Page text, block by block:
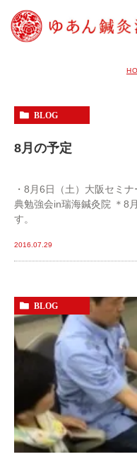
BLOG
8月の予定
・8月6日（土）大阪セミ
典勉強会in瑞海鍼灸院 ＊8
す。
2016.07.29
BLOG